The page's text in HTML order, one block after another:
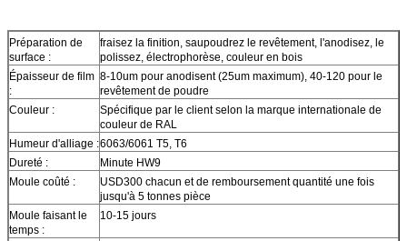
Préparation de
surface :
fraisez la finition, saupoudrez le revêtement, l'anodisez, le
polissez, électrophorèse, couleur en bois
Épaisseur de film
:
8-10um pour anodisent (25um maximum), 40-120 pour le
revêtement de poudre
Couleur :
Spécifique par le client selon la marque internationale de
couleur de RAL
Humeur d'alliage :6063/6061 T5, T6
Dureté :
Minute HW9
Moule coûté :
USD300 chacun et de remboursement quantité une fois
jusqu'à 5 tonnes pièce
Moule faisant le
temps :
10-15 jours